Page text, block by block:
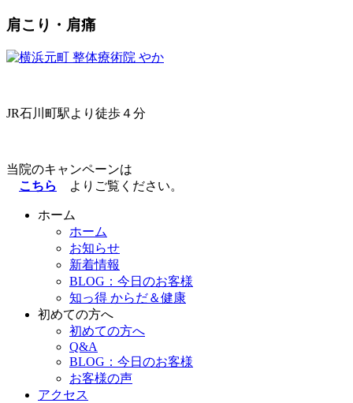
肩こり・肩痛
JR石川町駅より 徒歩４分
当院のキャンペーンは
こちら
よりご覧ください。
ホーム
ホーム
お知らせ
新着情報
BLOG：今日のお客様
知っ得 からだ＆健康
初めての方へ
初めての方へ
Q&A
BLOG：今日のお客様
お客様の声
アクセス